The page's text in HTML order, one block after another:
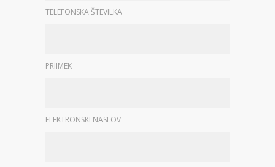
TELEFONSKA ŠTEVILKA
PRIIMEK
ELEKTRONSKI NASLOV